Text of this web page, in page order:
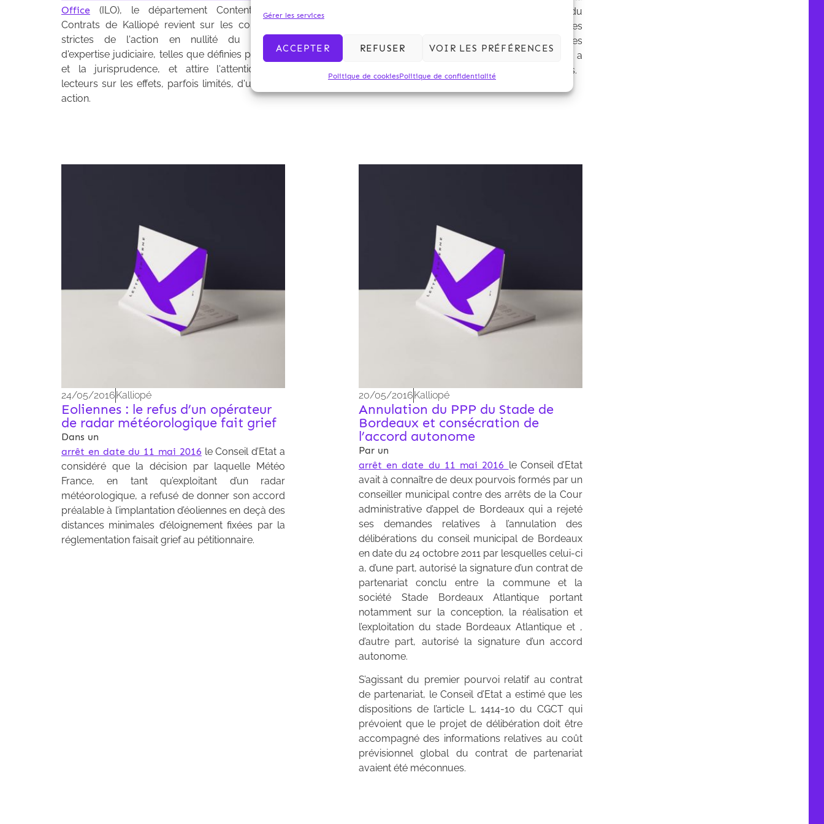
Gérer les services
ACCEPTER REFUSER VOIR LES PRÉFÉRENCES
Politique de cookiesPolitique de confidentialité
Office (ILO), le département Contentieux –
Contrats de Kalliopé revient sur les conditions
strictes de l'action en nullité du rapport
d'expertise judiciaire, telles que définies par la loi
et la jurisprudence, et attire l'attention des
lecteurs sur les effets, parfois limités, d'une telle
action.
croissance verte créant le mécanisme du
complément de rémunération pour les
producteurs d’électricité à partir d’énergies
renouvelables, le ministère de l’environnement a
publié quatre décrets qui en fixent les modalités.
24/05/2016Kalliopé
Eoliennes : le refus d’un opérateur
de radar météorologique fait grief
Dans un
arrêt en date du 11 mai 2016 le Conseil d’Etat a
considéré que la décision par laquelle Météo
France, en tant qu’exploitant d’un radar
météorologique, a refusé de donner son accord
préalable à l’implantation d’éoliennes en deçà des
distances minimales d’éloignement fixées par la
réglementation faisait grief au pétitionnaire.
20/05/2016Kalliopé
Annulation du PPP du Stade de
Bordeaux et consécration de
l’accord autonome
Par un
arrêt en date du 11 mai 2016 le Conseil d’Etat
avait à connaître de deux pourvois formés par un
conseiller municipal contre des arrêts de la Cour
administrative d’appel de Bordeaux qui a rejeté
ses demandes relatives à l’annulation des
délibérations du conseil municipal de Bordeaux
en date du 24 octobre 2011 par lesquelles celui-ci
a, d’une part, autorisé la signature d’un contrat de
partenariat conclu entre la commune et la
société Stade Bordeaux Atlantique portant
notamment sur la conception, la réalisation et
l’exploitation du stade Bordeaux Atlantique et ,
d’autre part, autorisé la signature d’un accord
autonome.
S’agissant du premier pourvoi relatif au contrat
de partenariat, le Conseil d’Etat a estimé que les
dispositions de l’article L. 1414-10 du CGCT qui
prévoient que le projet de délibération doit être
accompagné des informations relatives au coût
prévisionnel global du contrat de partenariat
avaient été méconnues.